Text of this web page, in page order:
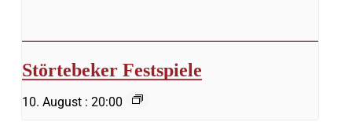
Störtebeker Festspiele
10. August : 20:00